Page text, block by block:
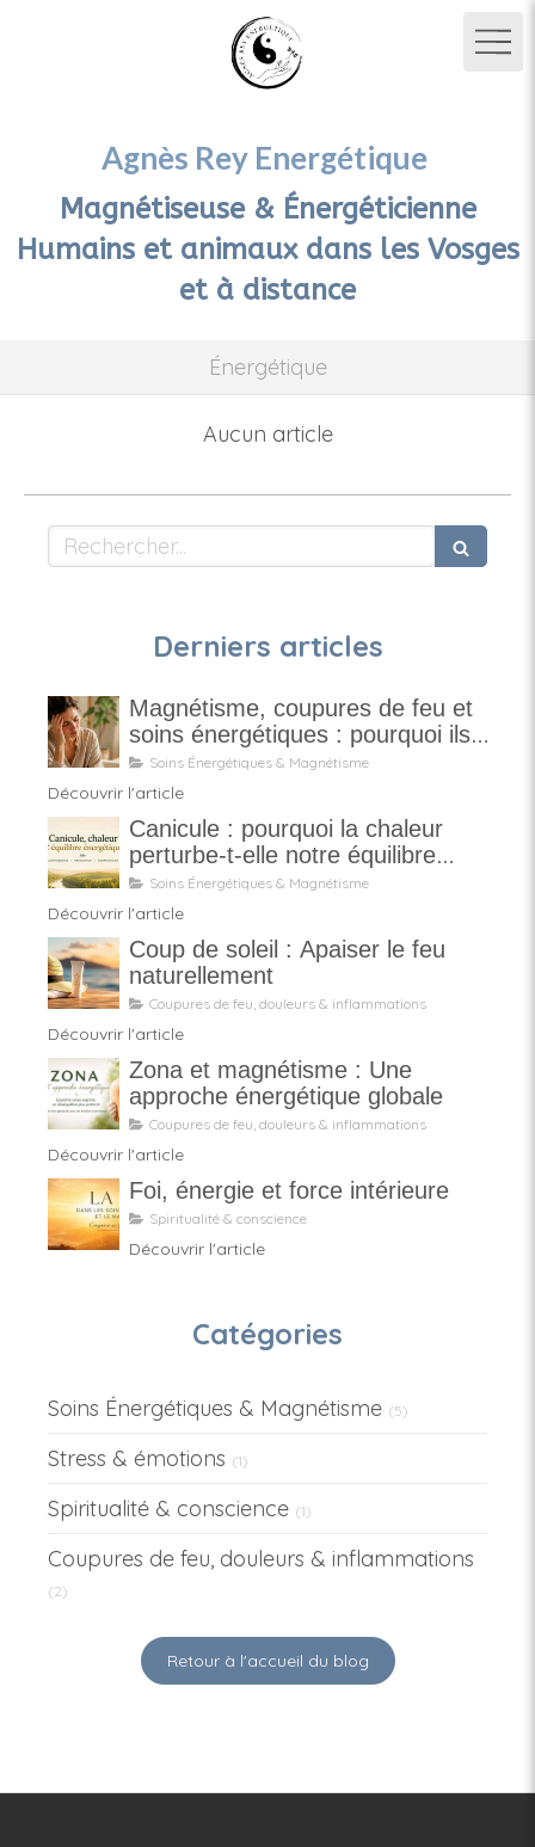
Agnès Rey Energétique
Magnétiseuse & Énergéticienne
Humains et animaux dans les Vosges
et à distance
Énergétique
Aucun article
Rechercher
Derniers articles
Magnétisme, coupures de feu et
soins énergétiques : pourquoi ils
ne sont pas magiques
Soins Énergétiques & Magnétisme
Découvrir l'article
Canicule : pourquoi la chaleur
perturbe-t-elle notre équilibre
énergétique ?
Soins Énergétiques & Magnétisme
Découvrir l'article
Coup de soleil : Apaiser le feu
naturellement
Coupures de feu, douleurs & inflammations
Découvrir l'article
Zona et magnétisme : Une
approche énergétique globale
Coupures de feu, douleurs & inflammations
Découvrir l'article
Foi, énergie et force intérieure
Spiritualité & conscience
Découvrir l'article
Catégories
Soins Énergétiques & Magnétisme (5)
Stress & émotions (1)
Spiritualité & conscience (1)
Coupures de feu, douleurs & inflammations
(2)
Retour à l'accueil du blog